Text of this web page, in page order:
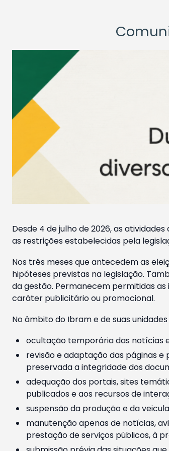
Desde 4 de julho de 2026, as
as restrições estabelecidas pela
Nos três meses que antecedem as
hipóteses previstas na legislação.
da gestão. Permanecem permitidas
caráter publicitário ou promocional.
No âmbito do Ibram e de suas
ocultação temporária das notícias
revisão e adaptação das páginas
preservada a integridade dos
adequação dos portais, sites
publicados e aos recursos de
suspensão da produção e da
manutenção apenas de notícias,
prestação de serviços públicos, à